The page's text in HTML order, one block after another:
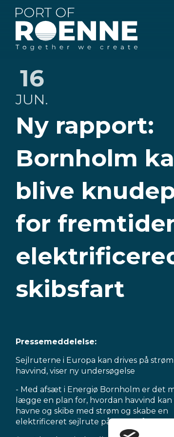
Rønne
Havn
Ny rapport:
Bornholm
blive
for
skibsfart
16
JUN.
Pressemeddelelse:
Sejlruterne i Europa kan drives på
havvind, viser ny undersøgelse
- Med afsæt i Energiø Bornholm er det
lægge en plan for, hvordan havvind kan
havne og skibe med strøm og skabe en
elektrificeret sejlrute på tværs af Europa